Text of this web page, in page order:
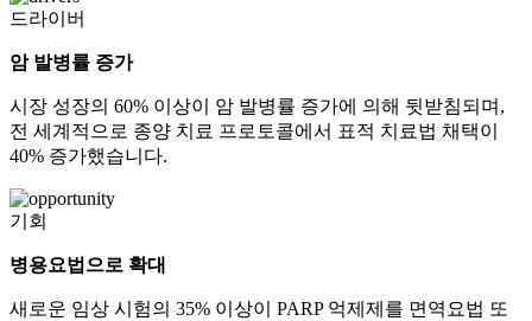
드라이버
암 발병률 증가
시장 성장의 60% 이상이 암 발병률 증가에 의해 뒷받침되며,
전 세계적으로 종양 치료 프로토콜에서 표적 치료법 채택이
40% 증가했습니다.
기회
병용요법으로 확대
새로운 임상 시험의 35% 이상이 PARP 억제제를 면역요법 또